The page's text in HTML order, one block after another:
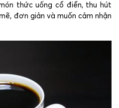
thức uống cổ điển, thu hút
đơn giản và muốn cảm nhận